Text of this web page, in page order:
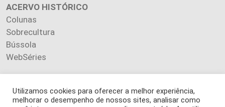
ACERVO HISTÓRICO
Colunas
Sobrecultura
Bússola
WebSéries
Utilizamos cookies para oferecer a melhor experiência,
melhorar o desempenho de nossos sites, analisar como